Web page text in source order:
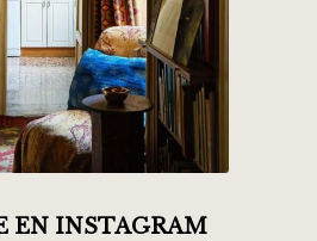
EN INSTAGRAM